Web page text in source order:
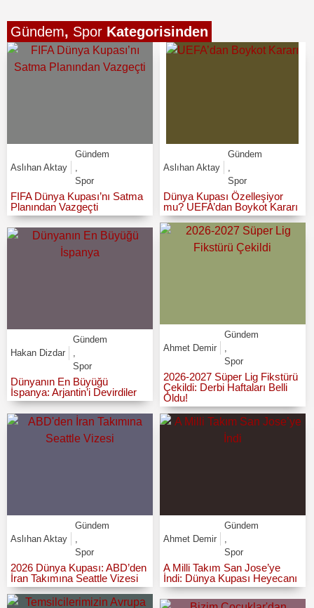
Gündem, Spor Kategorisinden
Aslıhan Aktay
Gündem
Spor
FIFA Dünya Kupası’nı Satma
Planından Vazgeçti
Aslıhan Aktay
Gündem
Spor
Dünya Kupası Özelleşiyor
mu? UEFA’dan Boykot Kararı
Hakan Dizdar
Gündem
,
Spor
Dünyanın En Büyüğü
İspanya: Arjantin’i Devirdiler
Ahmet Demir
Gündem
Spor
2026-2027 Süper Lig Fikstürü
Çekildi: Derbi Haftaları Belli
Oldu!
Aslıhan Aktay
Gündem
Spor
2026 Dünya Kupası: ABD’den
İran Takımına Seattle Vizesi
Ahmet Demir
Gündem
Spor
A Milli Takım San Jose’ye
İndi: Dünya Kupası Heyecanı